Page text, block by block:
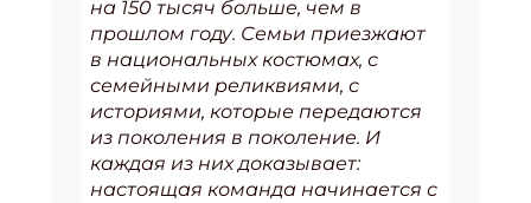
на 150 тысяч больше, чем в
прошлом году. Семьи приезжают
в национальных костюмах, с
семейными реликвиями, с
историями, которые передаются
из поколения в поколение. И
каждая из них доказывает:
настоящая команда начинается с